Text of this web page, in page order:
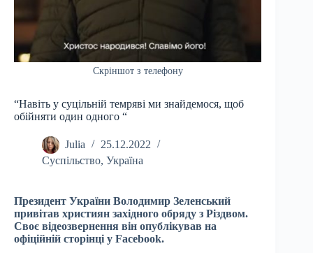
Скріншот з телефону
“Навіть у суцільній темряві ми знайдемося, щоб
обійняти один одного “
Julia
25.12.2022
Суспільство, Україна
Президент України Володимир Зеленський
привітав християн західного обряду з Різдвом.
Своє відеозвернення він опублікував на
офіційній сторінці у Facebook.